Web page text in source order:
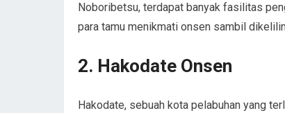
Noboribetsu, terdapat banyak fasilitas
para tamu menikmati onsen sambil
2. Hakodate Onsen
Hakodate, sebuah kota pelabuhan yang